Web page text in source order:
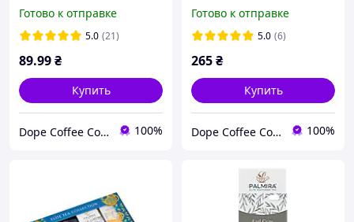
Готово к отправке
5.0 (21)
89.99₴
Купить
Dope Coffee Company (Кавова компанія ДОУП) 100%
Готово к отправке
5.0 (6)
265₴
Купить
Dope Coffee Company (Кавова компанія ДОУП) 100%